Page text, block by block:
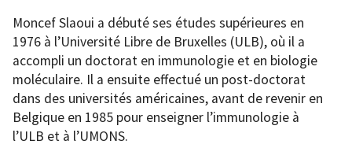
Moncef Slaoui a débuté ses études supérieures en
1976 à l’Université Libre de Bruxelles (ULB), où il a
accompli un doctorat en immunologie et en biologie
moléculaire. Il a ensuite effectué un post-doctorat
dans des universités américaines, avant de revenir en
Belgique en 1985 pour enseigner l’immunologie à
l’ULB et à l’UMONS.